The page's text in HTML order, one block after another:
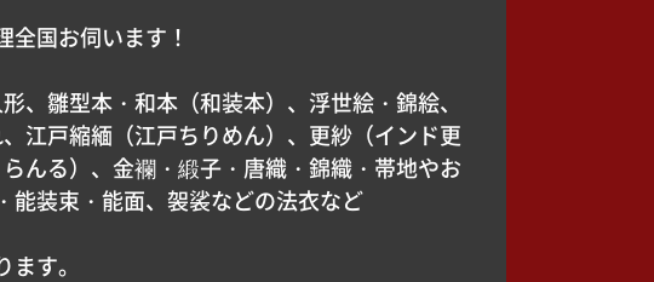
国お伺います！
雛型本・和本（和装本）、浮世絵・錦絵、
江戸縮緬（江戸ちりめん）、更紗（インド更
んる）、金襴・緞子・唐織・錦織・帯地やお
能装束・能面、袈裟などの法衣など
す。